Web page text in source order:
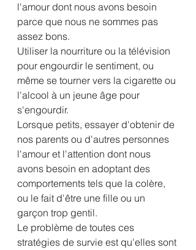
l'amour dont nous avons besoin
parce que nous ne sommes pas
assez bons.
Utiliser la nourriture ou la télévision
pour engourdir le sentiment, ou
même se tourner vers la cigarette ou
l'alcool à un jeune âge pour
s'engourdir.
Lorsque petits, essayer d'obtenir de
nos parents ou d'autres personnes
l'amour et l'attention dont nous
avons besoin en adoptant des
comportements tels que la colère,
ou le fait d'être une fille ou un
garçon trop gentil.
Le problème de toutes ces
stratégies de survie est qu'elles sont